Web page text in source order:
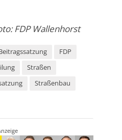
FDP Wallenhorst
FDP
Straßen
Straßenbau